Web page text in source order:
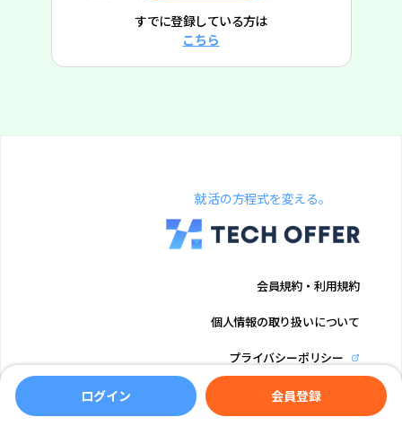
すでに登録している方は
こちら
ログイン 会員登録
就活の方程式を変える。
会員規約・利用規約
個人情報の取り扱いについて
プライバシーポリシー
運営会社